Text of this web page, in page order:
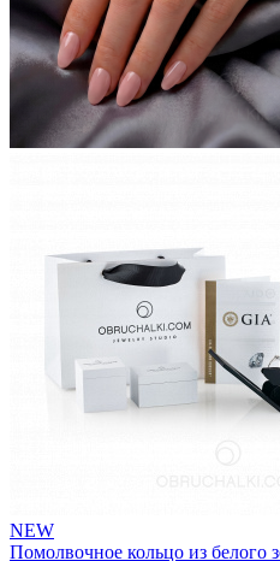
NEW
Помолвочное кольцо из белого